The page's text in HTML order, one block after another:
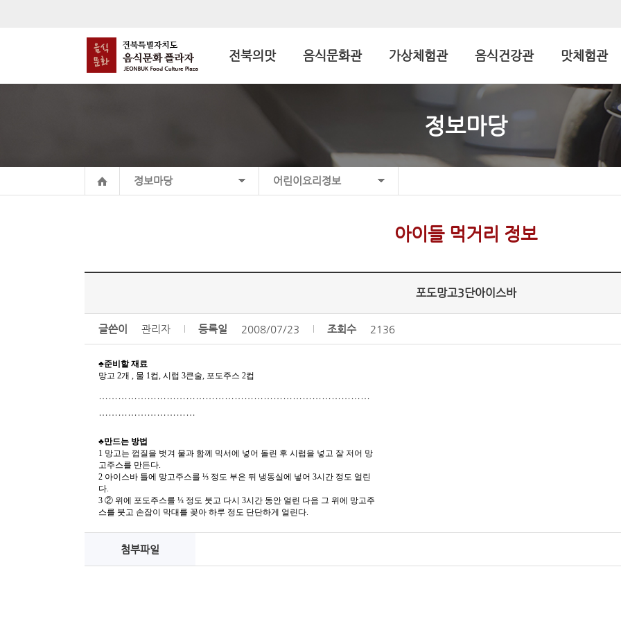
전북의맛 음식문화관 가상체험관 음식건강관 맛체험관
정보마당
정보마당 어린이요리정보
아이들 먹거리 정보
포도망고3단아이스바
글쓴이 관리자 등록일 2008/07/23 조회수 2136
♣준비할 재료
망고 2개 , 물 1컵, 시럽 3큰술, 포도주스 2컵
…………………………………………………………………………
…………………………
♣만드는 방법
1 망고는 껍질을 벗겨 물과 함께 믹서에 넣어 돌린 후 시럽을 넣고 잘 저어 망
고주스를 만든다.
2 아이스바 틀에 망고주스를 ⅓ 정도 부은 뒤 냉동실에 넣어 3시간 정도 얼린
다.
3 ② 위에 포도주스를 ⅓ 정도 붓고 다시 3시간 동안 얼린 다음 그 위에 망고주
스를 붓고 손잡이 막대를 꽂아 하루 정도 단단하게 얼린다.
첨부파일